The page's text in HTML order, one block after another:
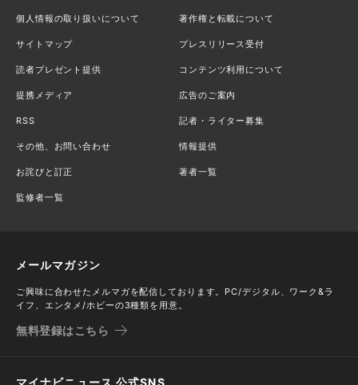
個人情報の取り扱いについて 著作権と転載について
サイトマップ プレスリリース受付
読者プレゼント提供 コンテンツ利用について
提携メディア 広告のご案内
RSS 記者・ライター募集
その他、お問い合わせ 情報提供
お詫びと訂正 著者一覧
監修者一覧
メールマガジン
ご興味に合わせたメルマガを配信しております。PC/デジタル、ワーク&ラ
イフ、エンタメ/ホビーの3種類を用意。
無料登録はこちら
マイナビニュース 公式SNS